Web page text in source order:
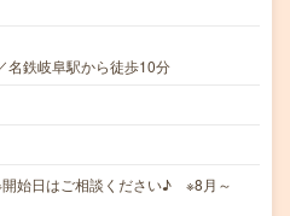
名鉄岐阜駅から徒歩10分
始日はご相談ください♪ ※8月～